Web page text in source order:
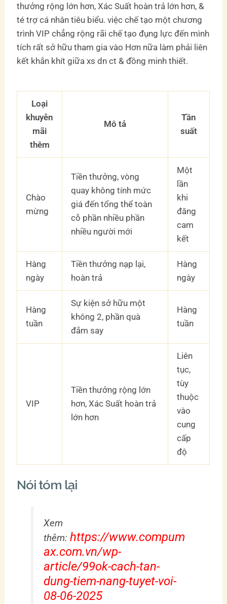
thưởng rộng lớn hơn, Xác Suất hoàn trả lớn hơn, &
té trợ cá nhân tiêu biểu. việc chế tạo một chương
trình VIP chẳng rộng rãi chế tạo đụng lực đến mình
tích rất sở hữu tham gia vào Hơn nữa làm phải liên
kết khắn khít giữa xs dn ct & đồng minh thiết.
Loại
khuyễn
mãi
thêm
Mô tả
Tần
suất
Chào
mừng
Tiền thưởng, vòng
quay không tính mức
giá đến tổng thể toàn
cỗ phần nhiều phần
nhiều người mới
Một
lần
khi
đăng
cam
kết
Hàng
ngày
Tiền thưởng nạp lại,
hoàn trả
Hàng
ngày
Hàng
tuần
Sự kiện sở hữu một
không 2, phần quà
đắm say
Hàng
tuần
VIP
Tiền thưởng rộng lớn
hơn, Xác Suất hoàn trả
lớn hơn
Liên
tục,
tùy
thuộc
vào
cung
cấp
độ
Nói tóm lại
Xem
thêm:https://www.compum
ax.com.vn/wp-
article/99ok-cach-tan-
dung-tiem-nang-tuyet-voi-
08-06-2025